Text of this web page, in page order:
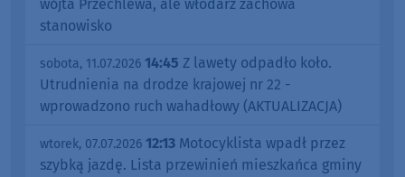
wójta Przechlewa, ale włodarz zachowa
stanowisko
sobota, 11.07.2026 14:45 Z lawety odpadło koło.
Utrudnienia na drodze krajowej nr 22 -
wprowadzono ruch wahadłowy (AKTUALIZACJA)
wtorek, 07.07.2026 12:13 Motocyklista wpadł przez
szybką jazdę. Lista przewinień mieszkańca gminy